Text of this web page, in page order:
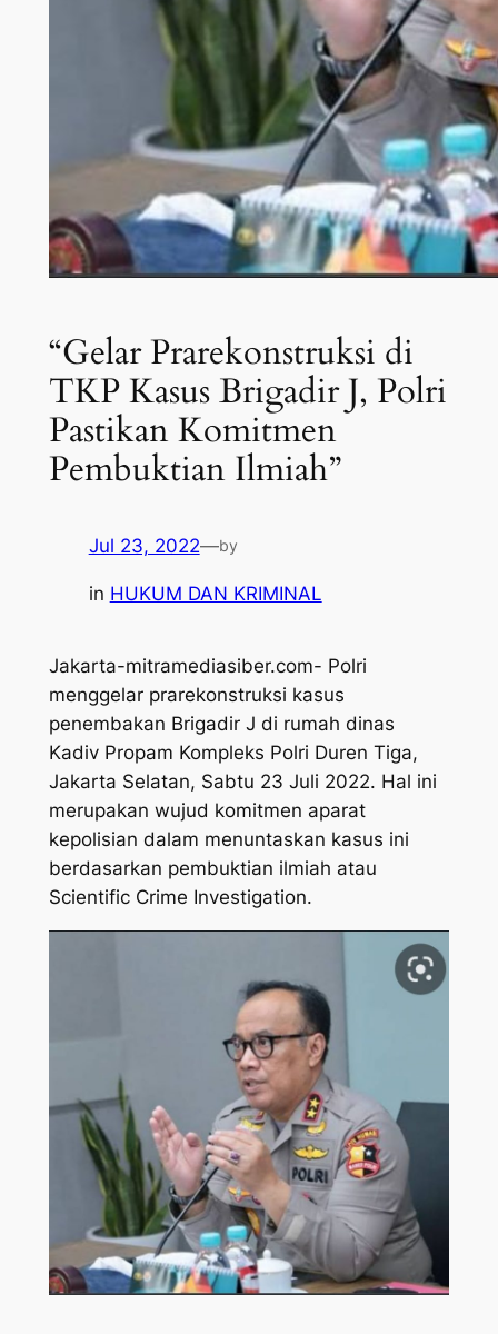
“Gelar Prarekonstruksi di
TKP Kasus Brigadir J, Polri
Pastikan Komitmen
Pembuktian Ilmiah”
Jul 23, 2022—by
in HUKUM DAN KRIMINAL
Jakarta-mitramediasiber.com- Polri
menggelar prarekonstruksi kasus
penembakan Brigadir J di rumah dinas
Kadiv Propam Kompleks Polri Duren Tiga,
Jakarta Selatan, Sabtu 23 Juli 2022. Hal ini
merupakan wujud komitmen aparat
kepolisian dalam menuntaskan kasus ini
berdasarkan pembuktian ilmiah atau
Scientific Crime Investigation.